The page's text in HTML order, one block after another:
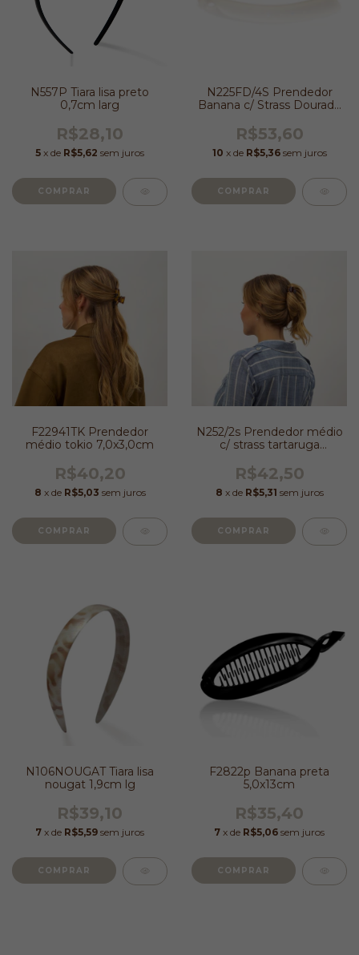
N557P Tiara lisa preto
0,7cm larg
R$28,10
5 x de R$5,62 sem juros
N225FD/4S Prendedor
Banana c/ Strass Dourada
R$53,60
10 x de R$5,36 sem juros
F22941TK Prendedor
médio tokio 7,0x3,0cm
R$40,20
8 x de R$5,03 sem juros
N252/2s Prendedor médio
c/ strass tartaruga
R$42,50
8 x de R$5,31 sem juros
N106NOUGAT Tiara lisa
nougat 1,9cm lg
R$39,10
7 x de R$5,59 sem juros
F2822p Banana preta
5,0x13cm
R$35,40
7 x de R$5,06 sem juros